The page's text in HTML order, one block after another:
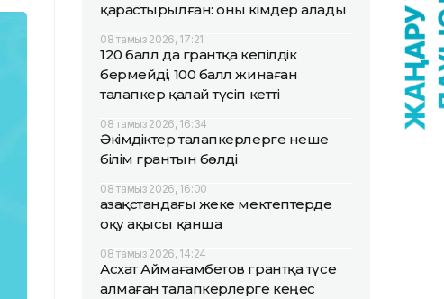
қарастырылған: оны кімдер алады
08 тамыз 2026, 17:21
120 балл да грантқа кепілдік
бермейді, 100 балл жинаған
талапкер қалай түсіп кетті
08 тамыз 2026, 16:34
Әкімдіктер талапкерлерге неше
білім грантын бөлді
08 тамыз 2026, 16:00
Қазақстандағы жеке мектептерде
оқу ақысы қанша
08 тамыз 2026, 14:24
Асхат Аймағамбетов грантқа түсе
алмаған талапкерлерге кеңес